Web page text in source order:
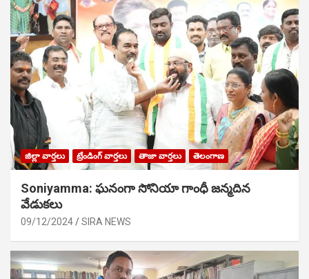
జిల్లా వార్తలు ట్రేండింగ్ వార్తలు తాజా వార్తలు తెలంగాణ
Soniyamma: ఘ‌నంగా సోనియా గాంధీ జ‌న్మ‌దిన
వేడుక‌లు
09/12/2024 SIRA NEWS